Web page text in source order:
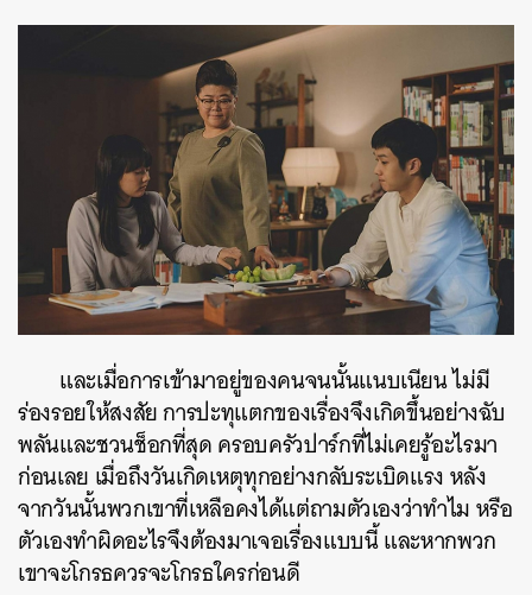
และเมื่อการเข้ามาอยู่ของคนจนนั้นแนบเนียน ไม่มี
ร่องรอยให้สงสัย การปะทุแตกของเรื่องจึงเกิดขึ้นอย่างฉับ
พลันและชวนช็อกที่สุด ครอบครัวปาร์กที่ไม่เคยรู้อะไรมา
ก่อนเลย เมื่อถึงวันเกิดเหตุทุกอย่างกลับระเบิดแรง หลัง
จากวันนั้นพวกเขาที่เหลือคงได้แต่ถามตัวเองว่าทำไม หรือ
ตัวเองทำผิดอะไรจึงต้องมาเจอเรื่องแบบนี้ และหากพวก
เขาจะโกรธควรจะโกรธใครก่อนดี